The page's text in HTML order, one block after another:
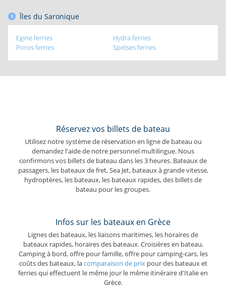
Îles du Saronique
Egine ferries
Hydra ferries
Poros ferries
Spetses ferries
Réservez vos billets de bateau
Utilisez notre système de réservation en ligne de bateau ou
demandez l'aide de notre personnel multilingue. Nous
confirmons vos billets de bateau dans les 3 heures. Bateaux de
passagers, les bateaux de fret, Sea Jet, bateaux à grande vitesse,
hydroptères, les bateaux, les bateaux rapides, des billets de
bateau pour les groupes.
Infos sur les bateaux en Grèce
Lignes des bateaux, les liaisons maritimes, les horaires de
bateaux rapides, horaires des bateaux. Croisières en bateau,
Camping à bord, offre pour famille, offre pour camping-cars, les
coûts des bateaux, lacomparaison de prixpour des bateaux et
ferries qui effectuent le même jour le même itinéraire d'Italie en
Grèce.